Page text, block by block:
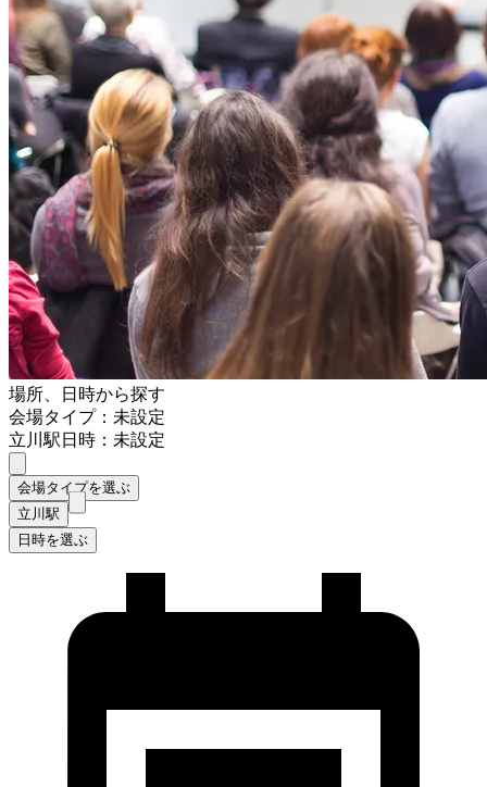
場所、日時から探す
会場タイプ：未設定
立川駅日時：未設定
会場タイプを選ぶ
立川駅
日時を選ぶ